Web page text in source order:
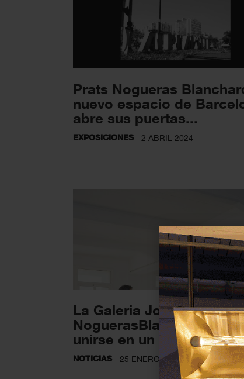
Prats Nogueras
nuevo espacio de
abre sus puertas...
EXPOSICIONES 2 ABRIL 2024
La Galeria Joan Prats y
NoguerasBlanchard
unirse en un nuevo...
NOTICIAS 25 ENERO 2024